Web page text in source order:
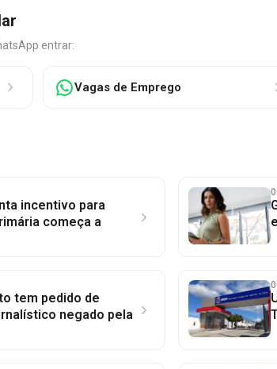
entrar:
Vagas de Emprego
incentivo para
começa a
tem pedido de
negado pela